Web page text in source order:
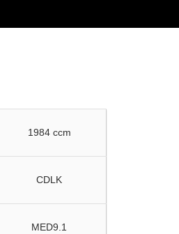
1984 ccm
CDLK
MED9.1